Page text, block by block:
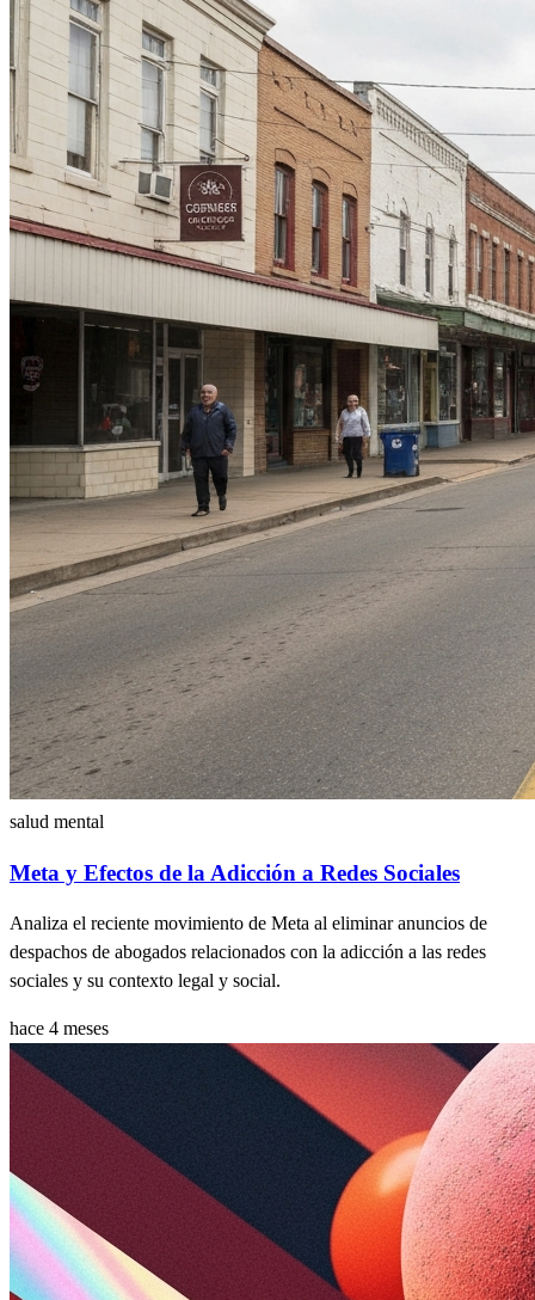
salud mental
Meta y Efectos de la Adicción a Redes Sociales
Analiza el reciente movimiento de Meta al eliminar anuncios de
despachos de abogados relacionados con la adicción a las redes
sociales y su contexto legal y social.
hace 4 meses